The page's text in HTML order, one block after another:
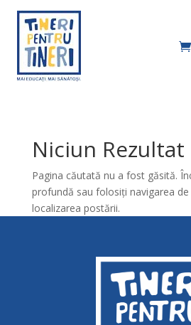
Niciun Rezultat
Pagina căutată nu a fost găsită.
profundă sau folosiți navigarea
localizarea postării.